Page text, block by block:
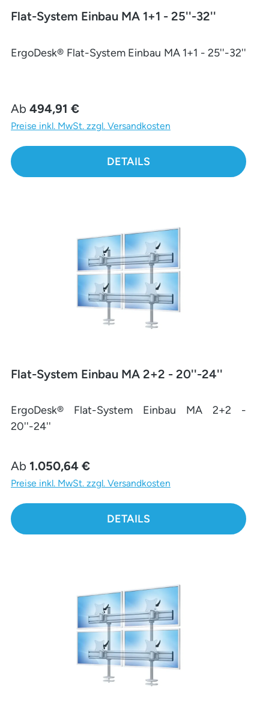
Flat-System Einbau MA 1+1 - 25''-32''
ErgoDesk® Flat-System Einbau MA 1+1 - 25''-32''
Regulärer Preis:
Ab 494,91 €
Preise inkl. MwSt. zzgl. Versandkosten
DETAILS
Flat-System Einbau MA 2+2 - 20''-24''
ErgoDesk® Flat-System Einbau MA 2+2 -
20''-24''
Regulärer Preis:
Ab 1.050,64 €
Preise inkl. MwSt. zzgl. Versandkosten
DETAILS